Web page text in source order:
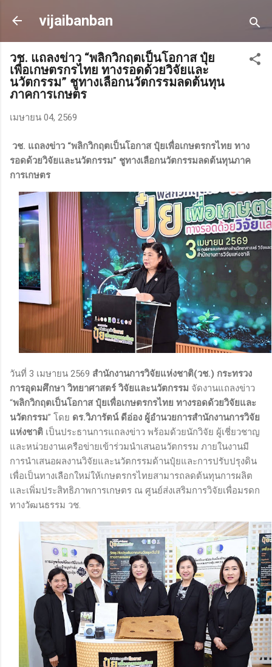
ข้ามไปที่เนื้อหาหลัก
vijaibanban
วช. แถลงข่าว “พลิกวิกฤตเป็นโอกาส ปุ๋ย
เพื่อเกษตรกรไทย ทางรอดด้วยวิจัยและ
นวัตกรรม” ชูทางเลือกนวัตกรรมลดต้นทุน
ภาคการเกษตร
เมษายน 04, 2569
วช. แถลงข่าว “พลิกวิกฤตเป็นโอกาส ปุ๋ยเพื่อเกษตรกรไทย ทาง
รอดด้วยวิจัยและนวัตกรรม” ชูทางเลือกนวัตกรรมลดต้นทุนภาค
การเกษตร
วันที่ 3 เมษายน 2569 สำนักงานการวิจัยแห่งชาติ(วช.) กระทรวง
การอุดมศึกษา วิทยาศาสตร์ วิจัยและนวัตกรรม จัดงานแถลงข่าว
“พลิกวิกฤตเป็นโอกาส ปุ๋ยเพื่อเกษตรกรไทย ทางรอดด้วยวิจัยและ
นวัตกรรม” โดย ดร.วิภารัตน์ ดีอ่อง ผู้อำนวยการสำนักงานการวิจัย
แห่งชาติ เป็นประธานการแถลงข่าว พร้อมด้วยนักวิจัย ผู้เชี่ยวชาญ
และหน่วยงานเครือข่ายเข้าร่วมนำเสนอนวัตกรรม ภายในงานมี
การนำเสนอผลงานวิจัยและนวัตกรรมด้านปุ๋ยและการปรับปรุงดิน
เพื่อเป็นทางเลือกใหม่ให้เกษตรกรไทยสามารถลดต้นทุนการผลิต
และเพิ่มประสิทธิภาพการเกษตร ณ ศูนย์ส่งเสริมการวิจัยเพื่อมรดก
ทางวัฒนธรรม วช.